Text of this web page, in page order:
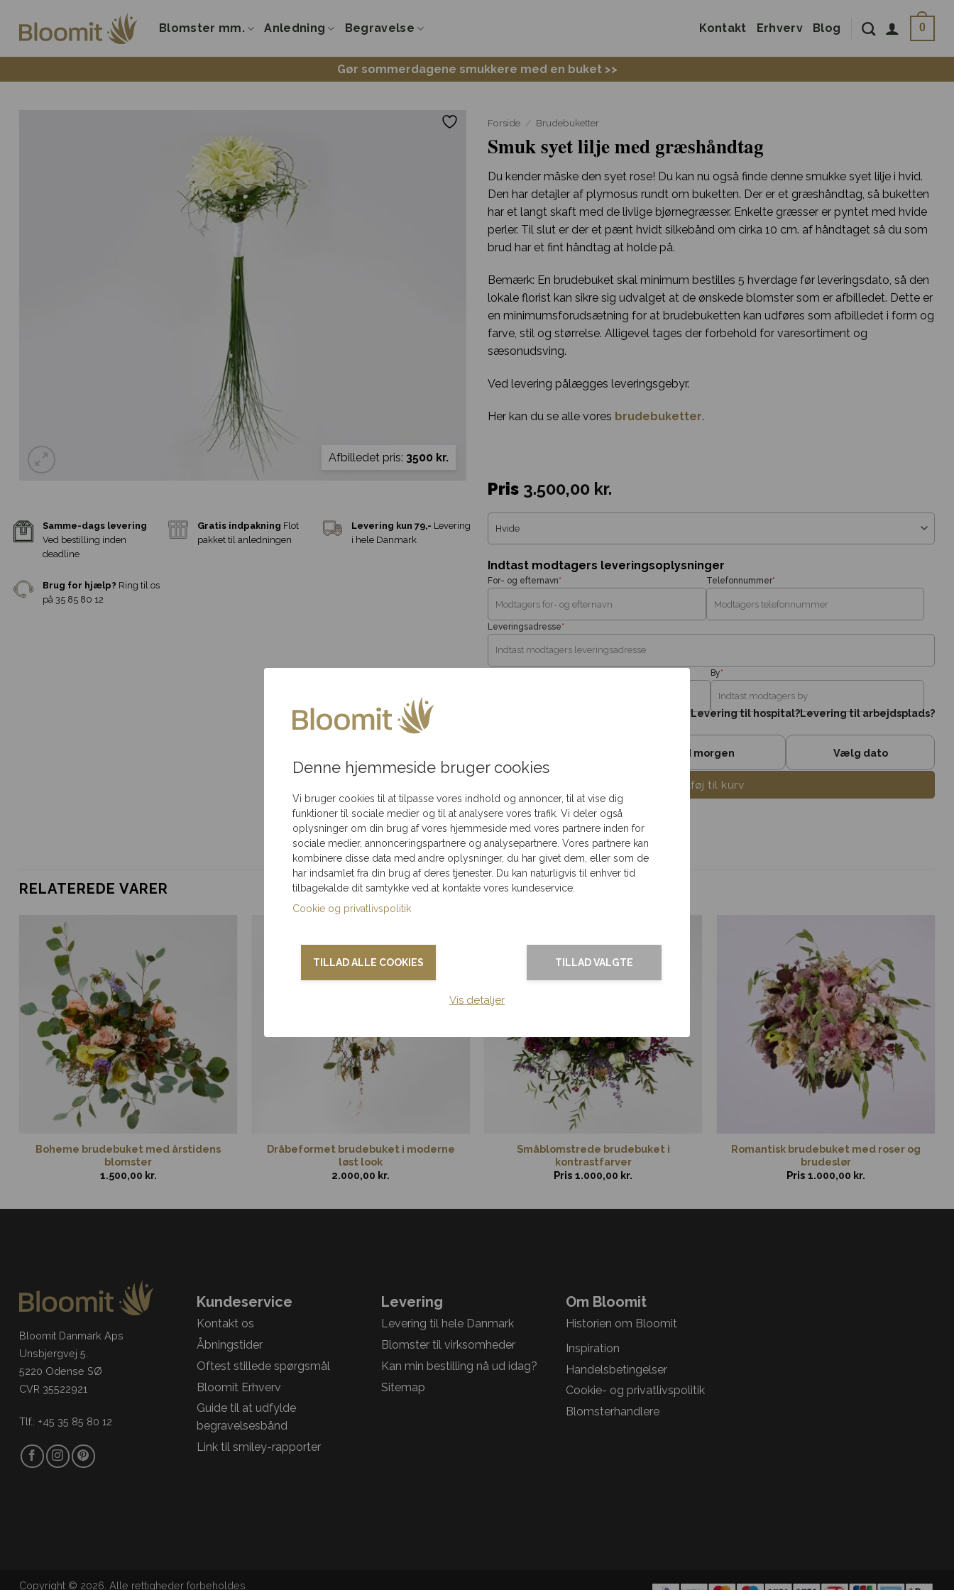
Denne hjemmeside bruger cookies
Vi bruger cookies til at tilpasse vores indhold og annoncer, til at vise dig
funktioner til sociale medier og til at analysere vores trafik. Vi deler også
oplysninger om din brug af vores hjemmeside med vores partnere inden for
sociale medier, annonceringspartnere og analysepartnere. Vores partnere kan
kombinere disse data med andre oplysninger, du har givet dem, eller som de
har indsamlet fra din brug af deres tjenester. Du kan naturligvis til enhver tid
tilbagekalde dit samtykke ved at kontakte vores kundeservice.
Cookie og privatlivspolitik
TILLAD ALLE COOKIES TILLAD VALGTE
Vis detaljer
indhold
Blomster mm. Anledning Begravelse Kontakt Erhverv Blog 0
Gør sommerdagene smukkere med en buket >>
Afbilledet pris: 3500 kr.
Levering kun 79,-Levering
Forside / Brudebuketter
Smuk syet lilje med græshåndtag
Du kender måske den syet rose! Du kan nu også finde denne smukke syet lilje i hvid.
Den har detajler af plymosus rundt om buketten. Der er et græshåndtag, så buketten
har et langt skaft med de livlige bjørnegræsser. Enkelte græsser er pyntet med hvide
perler. Til slut er der et pænt hvidt silkebånd om cirka 10 cm. af håndtaget så du som
brud har et fint håndtag at holde på.
Bemærk: En brudebuket skal minimum bestilles 5 hverdage før leveringsdato, så den
lokale florist kan sikre sig udvalget at de ønskede blomster som er afbilledet. Dette er
en minimumsforudsætning for at brudebuketten kan udføres som afbilledet i form og
farve, stil og størrelse. Alligevel tages der forbehold for varesortiment og
sæsonudsving.
Ved levering pålægges leveringsgebyr.
Her kan du se alle vores brudebuketter.
Pris 3.500,00 kr.
Indtast modtagers leveringsoplysninger
*
For- og efternavn *
Telefonnummer
*
Leveringsadresse
*
By
Levering til hospital?Levering til arbejdsplads?
I morgen Vælg dato
Tilføj til kurv
RELATEREDE VARER
Boheme brudebuket med årstidens
blomster
1.500,00 kr.
Dråbeformet brudebuket i moderne
løst look
2.000,00 kr.
Småblomstrede brudebuket i
kontrastfarver
Pris 1.000,00 kr.
Romantisk brudebuket med roser og
brudeslør
Pris 1.000,00 kr.
Bloomit Danmark Aps
Unsbjergvej 5.
5220 Odense SØ
CVR 35522921
Tlf.: +45 35 85 80 12
Kundeservice
Kontakt os
Åbningstider
Oftest stillede spørgsmål
Bloomit Erhverv
Guide til at udfylde
begravelsesbånd
Link til smiley-rapporter
Levering
Levering til hele Danmark
Blomster til virksomheder
Kan min bestilling nå ud idag?
Sitemap
Om Bloomit
Historien om Bloomit
Inspiration
Handelsbetingelser
Cookie- og privatlivspolitik
Blomsterhandlere
Copyright © 2026. Alle rettigheder forbeholdes